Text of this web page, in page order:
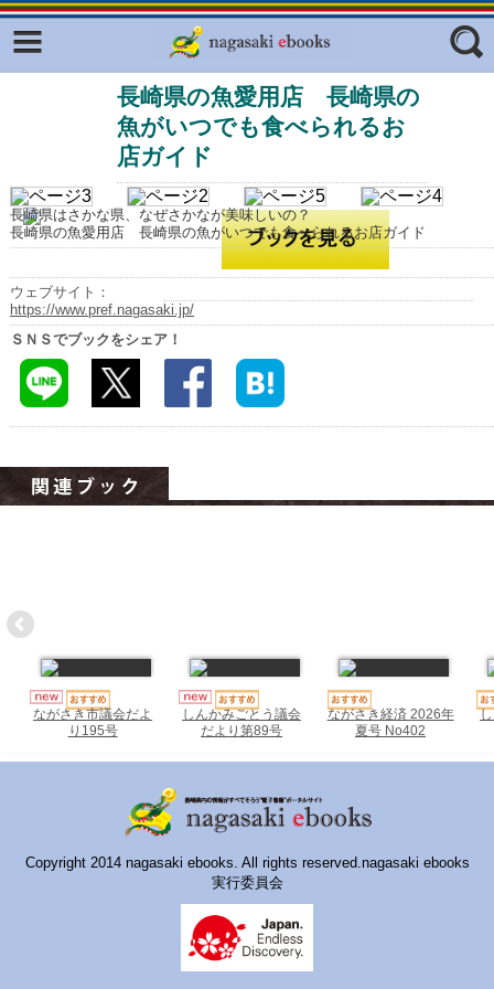
フリーワード
ジャンル
長崎県の魚愛用店 長崎県の
魚がいつでも食べられるお
店ガイド
長崎県はさかな県、なぜさかなが美味しいの？
長崎県の魚愛用店 長崎県の魚がいつでも食べられるお店ガイド
ウェブサイト：
https://www.pref.nagasaki.jp/
ＳＮＳでブックをシェア！
ながさき市議会だよ
り195号
しんかみごとう議会
だより第89号
ながさき経済 2026年
夏号 No402
Copyright 2014 nagasaki ebooks. All rights reserved.nagasaki ebooks
実行委員会
Facebook
ふくいろキラリプロジェクト
東京観光デジタルパンフレットギャ
ラリー（TOKYO Brochures）
復興応援企画
はじめてご利用される方へ
広報誌ナビ
明治日本の産業革命遺産
長崎と天草地方の潜伏キリシタン
関連遺産
ハイスクールナビ
ごとうebooks
おおむらebooks
はさみebooks
ながさき市ebooks
さいかいイーブックス
長崎MICE観光マップ